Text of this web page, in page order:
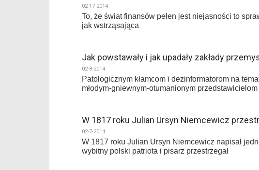
02-17-2014
To, że świat finansów pełen jest niejasności to
jak wstrząsająca
Jak powstawały i jak upadały zakłady
02-8-2014
Patologicznym kłamcom i dezinformatorom na
młodym-gniewnym-otumanionym przedstawicielom
W 1817 roku Julian Ursyn Niemcewicz
02-7-2014
W 1817 roku Julian Ursyn Niemcewicz napisał
wybitny polski patriota i pisarz przestrzegał